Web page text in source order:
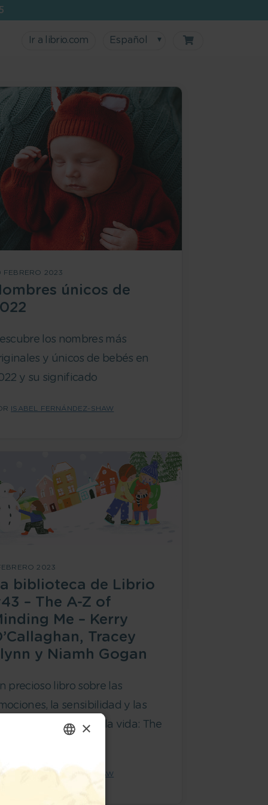
Ir a librio.com Español
FEBRERO 2023
únicos de
los nombres más
y únicos de bebés en
y su significado
ISABEL FERNÁNDEZ-SHAW
2023
biblioteca de Librio
– The A-Z of
Me – Kerry
Tracey
y Niamh Gogan
precioso libro sobre las
la sensibilidad y las
maravillas de la vida: The
ISABEL FERNÁNDEZ-SHAW
×